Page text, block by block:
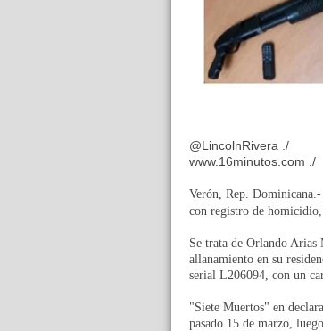
@LincolnRivera ./
www.16minutos.com ./
Verón, Rep.
con registro de homicidio,
Se trata de Orlando Arias
allanamiento en su
serial L206094, con un
"Siete Muertos" en
pasado 15 de marzo,